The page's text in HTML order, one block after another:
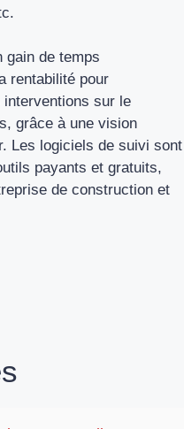
gain de temps
rentabilité pour
interventions sur le
grâce à une vision
Les logiciels de suivi sont
payants et gratuits,
de construction et